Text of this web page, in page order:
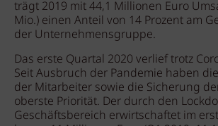
trägt 2019 mit 44,1 Millionen Euro
Mio.) einen Anteil von 14 Prozent am
der Unternehmensgruppe.
Das erste Quartal 2020 verlief trotz
Seit Ausbruch der Pandemie haben
der Mitarbeiter sowie die Sicherung
oberste Priorität. Der durch den
Geschäftsbereich erwirtschaftet im